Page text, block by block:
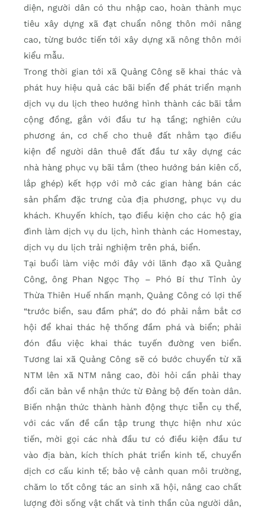
diện, người dân có thu nhập cao, hoàn thành mục
tiêu xây dựng xã đạt chuẩn nông thôn mới nâng
cao, từng bước tiến tới xây dựng xã nông thôn mới
kiểu mẫu.
Trong thời gian tới xã Quảng Công sẽ khai thác và
phát huy hiệu quả các bãi biển để phát triển mạnh
dịch vụ du lịch theo hướng hình thành các bãi tắm
cộng đồng, gắn với đầu tư hạ tầng; nghiên cứu
phương án, cơ chế cho thuê đất nhằm tạo điều
kiện để người dân thuê đất đầu tư xây dựng các
nhà hàng phục vụ bãi tắm (theo hướng bán kiên cố,
lắp ghép) kết hợp với mở các gian hàng bán các
sản phẩm đặc trưng của địa phương, phục vụ du
khách. Khuyến khích, tạo điều kiện cho các hộ gia
đình làm dịch vụ du lịch, hình thành các Homestay,
dịch vụ du lịch trải nghiệm trên phá, biển.
Tại buổi làm việc mới đây với lãnh đạo xã Quảng
Công, ông Phan Ngọc Thọ – Phó Bí thư Tỉnh ủy
Thừa Thiên Huế nhấn mạnh, Quảng Công có lợi thế
“trước biển, sau đầm phá”, do đó phải nắm bắt cơ
hội để khai thác hệ thống đầm phá và biển; phải
đón đầu việc khai thác tuyến đường ven biển.
Tương lai xã Quảng Công sẽ có bước chuyển từ xã
NTM lên xã NTM nâng cao, đòi hỏi cần phải thay
đổi căn bản về nhận thức từ Đảng bộ đến toàn dân.
Biến nhận thức thành hành động thực tiễn cụ thể,
với các vấn đề cần tập trung thực hiện như xúc
tiến, mời gọi các nhà đầu tư có điều kiện đầu tư
vào địa bàn, kích thích phát triển kinh tế, chuyển
dịch cơ cấu kinh tế; bảo vệ cảnh quan môi trường,
chăm lo tốt công tác an sinh xã hội, nâng cao chất
lượng đời sống vật chất và tinh thần của người dân,